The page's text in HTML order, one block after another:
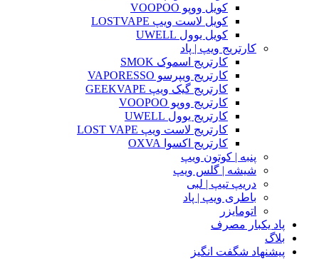
کویل ووپو VOOPOO
کویل لاست ویپ LOSTVAPE
کویل یوول UWELL
کارتریج ویپ | پاد
کارتریج اسموک SMOK
کارتریج ویپرسو VAPORESSO
کارتریج گیک ویپ GEEKVAPE
کارتریج ووپو VOOPOO
کارتریج یوول UWELL
کارتریج لاست ویپ LOST VAPE
کارتریج اکسوا OXVA
پنبه | کوتون ویپ
شیشه | گلس ویپ
دریپ تیپ | لبی
باطری ویپ | پاد
اتومایزر
پاد یکبار مصرف
بلاگ
پیشنهاد شگفت انگیز